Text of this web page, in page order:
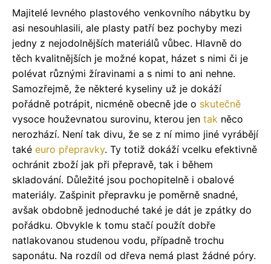
Majitelé levného plastového venkovního nábytku by
asi nesouhlasili, ale plasty patří bez pochyby mezi
jedny z nejodolnějších materiálů vůbec. Hlavně do
těch kvalitnějších je možné kopat, házet s nimi či je
polévat různými žíravinami a s nimi to ani nehne.
Samozřejmě, že některé kyseliny už je dokáží
pořádně potrápit, nicméně obecně jde o skutečně
vysoce houževnatou surovinu, kterou jen tak něco
nerozhází. Není tak divu, že se z ní mimo jiné vyrábějí
také euro přepravky. Ty totiž dokáží vcelku efektivně
ochránit zboží jak při přepravě, tak i během
skladování. Důležité jsou pochopitelně i obalové
materiály. Zašpinit přepravku je poměrně snadné,
avšak obdobně jednoduché také je dát je zpátky do
pořádku. Obvykle k tomu stačí použít dobře
natlakovanou studenou vodu, případně trochu
saponátu. Na rozdíl od dřeva nemá plast žádné póry.